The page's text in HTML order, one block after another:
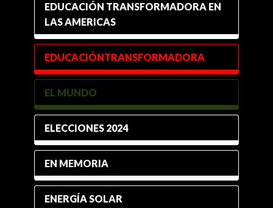
EDUCACIÓN TRANSFORMADORA EN
LAS AMERICAS
EDUCACIÓNTRANSFORMADORA
EL MUNDO
ELECCIONES 2024
EN MEMORIA
ENERGÍA SOLAR